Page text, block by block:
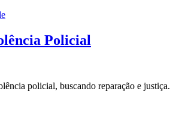
Policial
policial, buscando reparação e justiça.